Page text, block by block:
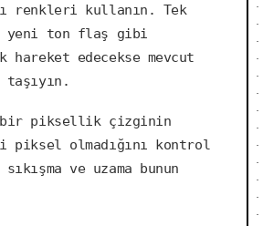
renkleri kullanın. Tek
yeni ton flaş gibi
edecekse mevcut
bir piksellik çizginin
olmadığını kontrol
ve uzama bunun